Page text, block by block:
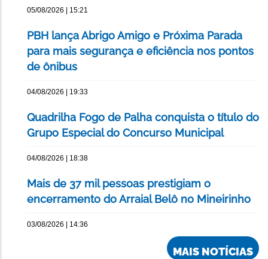
05/08/2026 | 15:21
PBH lança Abrigo Amigo e Próxima Parada
para mais segurança e eficiência nos pontos
de ônibus
04/08/2026 | 19:33
Quadrilha Fogo de Palha conquista o título do
Grupo Especial do Concurso Municipal
04/08/2026 | 18:38
Mais de 37 mil pessoas prestigiam o
encerramento do Arraial Belô no Mineirinho
03/08/2026 | 14:36
MAIS NOTÍCIAS